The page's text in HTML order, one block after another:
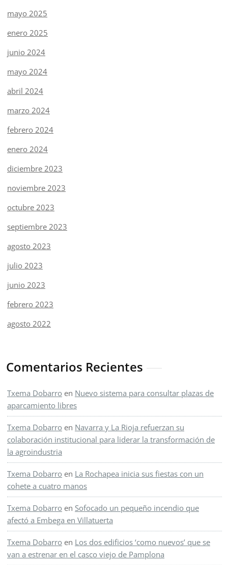
mayo 2025
enero 2025
junio 2024
mayo 2024
abril 2024
marzo 2024
febrero 2024
enero 2024
diciembre 2023
noviembre 2023
octubre 2023
septiembre 2023
agosto 2023
julio 2023
junio 2023
febrero 2023
agosto 2022
Comentarios Recientes
Txema Dobarro en Nuevo sistema para consultar plazas de
aparcamiento libres
Txema Dobarro en Navarra y La Rioja refuerzan su
colaboración institucional para liderar la transformación de
la agroindustria
Txema Dobarro en La Rochapea inicia sus fiestas con un
cohete a cuatro manos
Txema Dobarro en Sofocado un pequeño incendio que
afectó a Embega en Villatuerta
Txema Dobarro en Los dos edificios ‘como nuevos’ que se
van a estrenar en el casco viejo de Pamplona